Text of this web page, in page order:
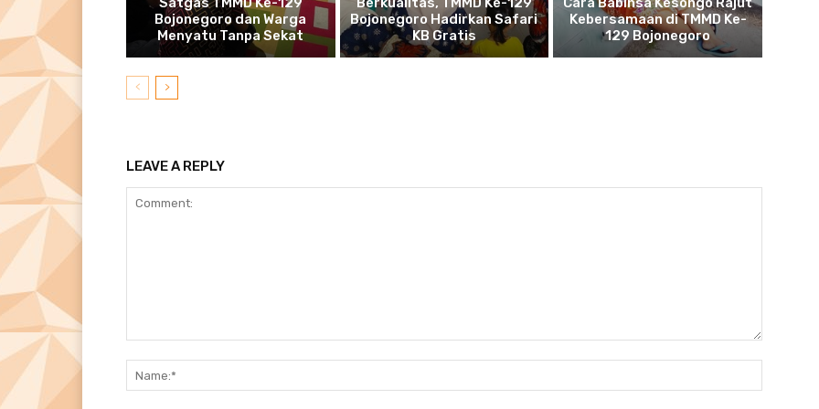
Bojonegoro dan Warga
Menyatu Tanpa Sekat
Bojonegoro Hadirkan Safari
KB Gratis
Kebersamaan di TMMD Ke-
129 Bojonegoro
LEAVE A REPLY